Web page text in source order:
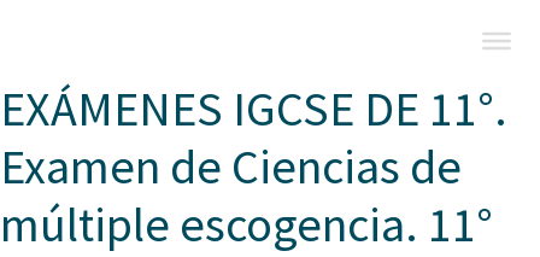
EXÁMENES IGCSE DE 11°.
Examen de Ciencias de
múltiple escogencia. 11°